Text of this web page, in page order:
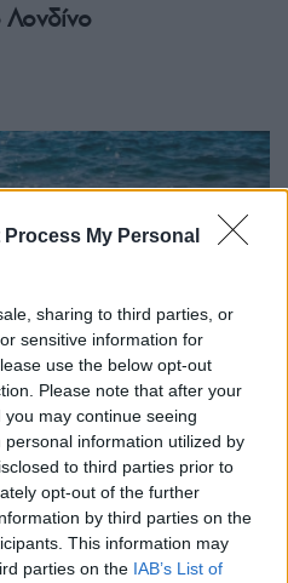
Process My Personal
sharing to third parties, or
sensitive information for
use the below opt-out
Please note that after your
may continue seeing
information utilized by
to third parties prior to
opt-out of the further
by third parties on the
This information may
parties on the IAB’s List of
Λονδίνο
η θερμοκρασία –
πρόσκαιρα